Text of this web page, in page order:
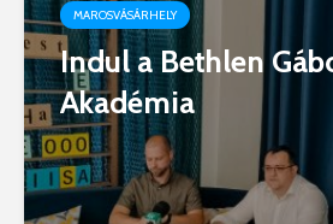
MAROSVÁSÁRHELY
Indul a Bethlen
Akadémia